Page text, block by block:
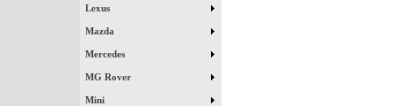
Lexus
Mazda
Mercedes
MG Rover
Mini